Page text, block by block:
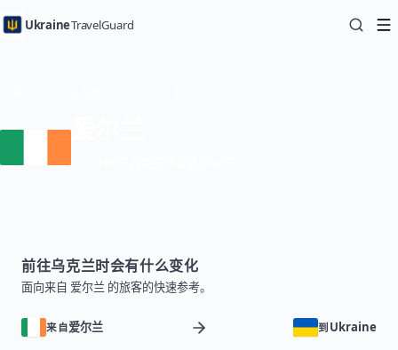
UkraineTravelGuard
前往乌克兰时会有什么变化
面向来自 爱尔兰 的旅客的快速参考。
来自爱尔兰 到 Ukraine